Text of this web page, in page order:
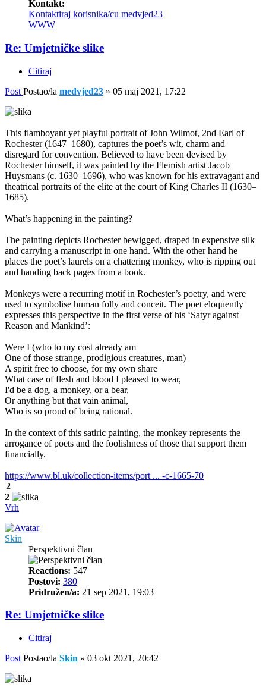
Kontakt:
Kontaktiraj korisnika/cu medvjed23
WWW
Re: Umjetničke slike
Citiraj
Post Postao/la medvjed23 » 05 maj 2021, 17:22
This flamboyant yet playful portrait of John Wilmot, 2nd Earl of
Rochester (1647–1680), captures the poet’s wit, charm and
disregard for convention. Believed to have been devised by
Rochester himself, it was painted by the Flemish artist Jacob
Huysmans (c. 1630–1696), who was known for his extravagant and
theatrical portraits of the elite at the court of King Charles II (1630–
1685).
What’s happening in the painting?
The painting depicts Rochester bewigged, draped in expensive silk
and carrying a manuscript in one hand. With the other hand he
places the poet’s laurels on a chattering monkey, who is ripping out
and handing back pages from a book.
Monkeys were a recurring motif in Rochester’s poetry, and were
used to symbolise human folly and conceit. The poet eloquently
expresses this perspective in the first verse of his ‘Satyr against
Reason and Mankind’:
Were I (who to my cost already am
One of those strange, prodigious creatures, man)
A spirit free to choose, for my own share
What case of flesh and blood I pleased to wear,
I'd be a dog, a monkey, or a bear,
Or anything but that vain animal,
Who is so proud of being rational.
In the context of this satiric painting, the monkey represents the
arrogance of poets and the foolishness of those that support them
financially.
https://www.bl.uk/collection-items/port ... -c-1665-70
2
2
Vrh
Skin
Perspektivni član
Reactions: 547
Postovi: 380
Pridružen/a: 21 sep 2021, 19:03
Re: Umjetničke slike
Citiraj
Post Postao/la Skin » 03 okt 2021, 20:42